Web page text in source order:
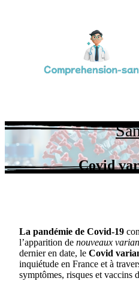
Covid
La pandémie de Covid-19
l’apparition de nouveaux
dernier en date, le Covid
inquiétude en France et à
symptômes, risques et vaccins